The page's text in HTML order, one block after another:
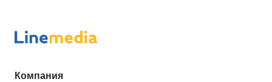
Компания